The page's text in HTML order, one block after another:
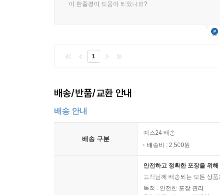
이 한줄평이 도움이 되었나요?
1
배송/반품/교환 안내
배송 안내
배송 구분
예스24 배송
배송비 : 2,500원
안전하고 정확한 포장을 위
고객님께 배송되는 모든 상
목적 : 안전한 포장 관리